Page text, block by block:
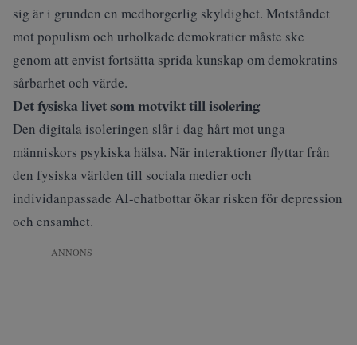
sig är i grunden en medborgerlig skyldighet. Motståndet
mot populism och urholkade demokratier måste ske
genom att envist fortsätta sprida kunskap om demokratins
sårbarhet och värde.
Det fysiska livet som motvikt till isolering
Den digitala isoleringen slår i dag hårt mot unga
människors psykiska hälsa. När interaktioner flyttar från
den fysiska världen till sociala medier och
individanpassade AI-chatbottar ökar risken för depression
och ensamhet.
ANNONS